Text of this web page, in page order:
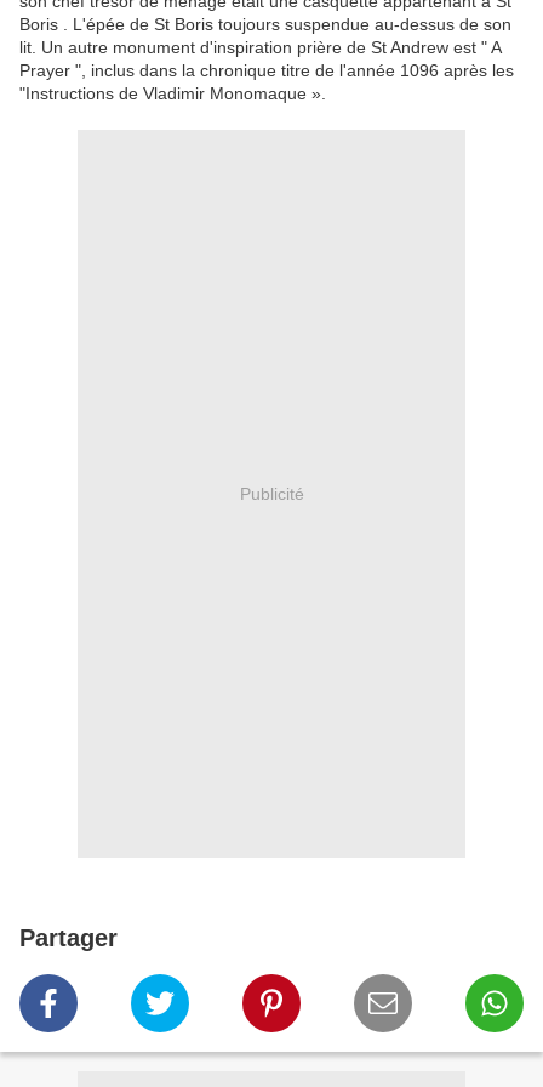
Boris .
L'épée de St Boris toujours suspendue au-dessus de son
lit. Un autre monument d'inspiration prière de St Andrew est " A
Prayer ", inclus dans la chronique titre de l'année 1096 après les
"Instructions de Vladimir Monomaque ».
Publicité
Partager